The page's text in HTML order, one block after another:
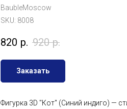
BaubleMoscow
SKU: 8008
820 р. 920 р.
Заказать
Фигурка 3D "Кот" (Синий индиго) —